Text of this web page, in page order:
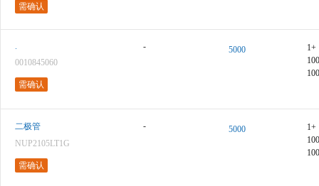
需确认
.
0010845060
需确认
- 5000
1+
二极管
NUP2105LT1G
需确认
- 5000
1+